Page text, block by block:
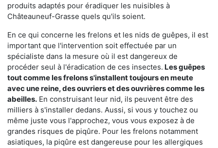
produits adaptés pour éradiquer les nuisibles à
Châteauneuf-Grasse quels qu'ils soient.
En ce qui concerne les frelons et les nids de guêpes, il est
important que l'intervention soit effectuée par un
spécialiste dans la mesure où il est dangereux de
procéder seul à l'éradication de ces insectes. Les guêpes
tout comme les frelons s'installent toujours en meute
avec une reine, des ouvriers et des ouvrières comme les
abeilles. En construisant leur nid, ils peuvent être des
milliers à s'installer dedans. Aussi, si vous y touchez ou
même juste vous l'approchez, vous vous exposez à de
grandes risques de piqûre. Pour les frelons notamment
asiatiques, la piqûre est dangereuse pour les allergiques